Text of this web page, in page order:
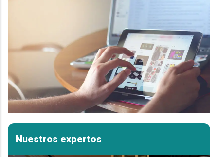
Nuestros expertos